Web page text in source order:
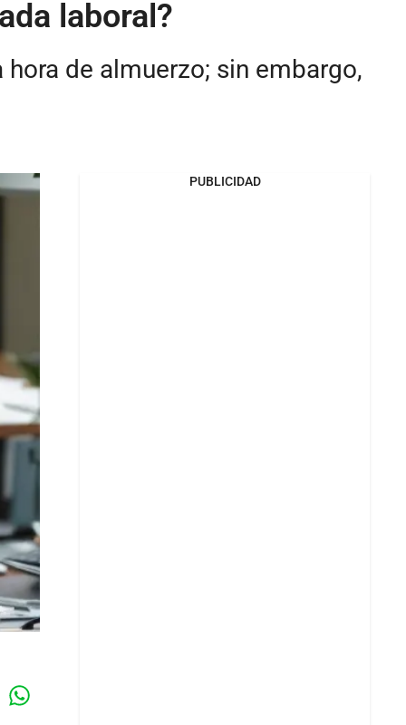
laboral?
de almuerzo; sin embargo,
PUBLICIDAD